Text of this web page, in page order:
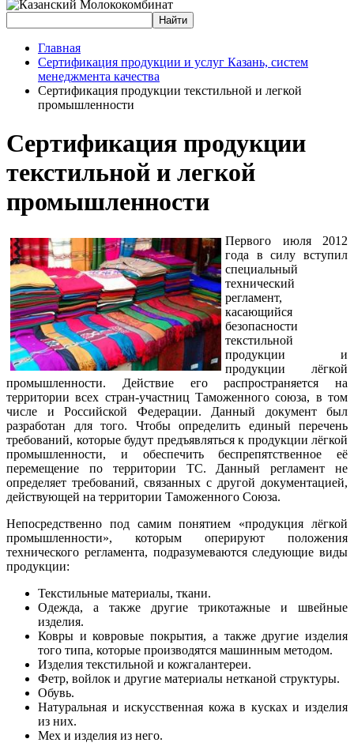
Главная
Сертификация продукции и услуг Казань, систем
менеджмента качества
Сертификация продукции текстильной и легкой
промышленности
Сертификация продукции
текстильной и легкой
промышленности
Первого июля 2012
года в силу вступил
специальный
технический
регламент,
касающийся
безопасности
текстильной
продукции и
продукции лёгкой
промышленности. Действие его распространяется на
территории всех стран-участниц Таможенного союза, в том
числе и Российской Федерации. Данный документ был
разработан для того. Чтобы определить единый перечень
требований, которые будут предъявляться к продукции лёгкой
промышленности, и обеспечить беспрепятственное её
перемещение по территории ТС. Данный регламент не
определяет требований, связанных с другой документацией,
действующей на территории Таможенного Союза.
Непосредственно под самим понятием «продукция лёгкой
промышленности», которым оперируют положения
технического регламента, подразумеваются следующие виды
продукции:
Текстильные материалы, ткани.
Одежда, а также другие трикотажные и швейные
изделия.
Ковры и ковровые покрытия, а также другие изделия
того типа, которые производятся машинным методом.
Изделия текстильной и кожгалантереи.
Фетр, войлок и другие материалы нетканой структуры.
Обувь.
Натуральная и искусственная кожа в кусках и изделия
из них.
Мех и изделия из него.